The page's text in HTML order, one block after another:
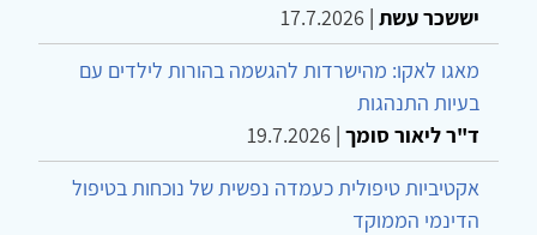
יששכר עשת |
17.7.2026
מאגו לאקו: מהישרדות להגשמה בהורות לילדים עם
בעיות התנהגות
ד"ר ליאור סומך |
19.7.2026
אקטיביות טיפולית כעמדה נפשית של נוכחות בטיפול
הדינמי הממוקד